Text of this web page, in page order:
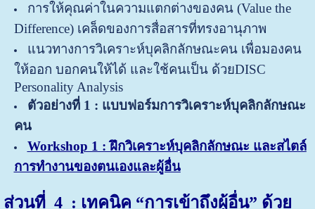
การให้คุณค่าในความแตกต่างของคน (Value the
Difference) เคล็ดของการสื่อสารที่ทรงอานุภาพ
แนวทางการวิเคราะห์บุคลิกลักษณะคน เพื่อมองคน
ให้ออก บอกคนให้ได้ และใช้คนเป็น ด้วยDISC
Personality Analysis
ตัวอย่างที่ 1 : แบบฟอร์มการวิเคราะห์บุคลิกลักษณะ
คน
Workshop 1 : ฝึกวิเคราะห์บุคลิกลักษณะ และสไตล์
การทำงานของตนเองและผู้อื่น
ส่วนที่ 4 : เทคนิค “การเข้าถึงผู้อื่น” ด้วย